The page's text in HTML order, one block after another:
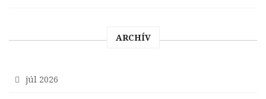
ARCHÍV
júl 2026